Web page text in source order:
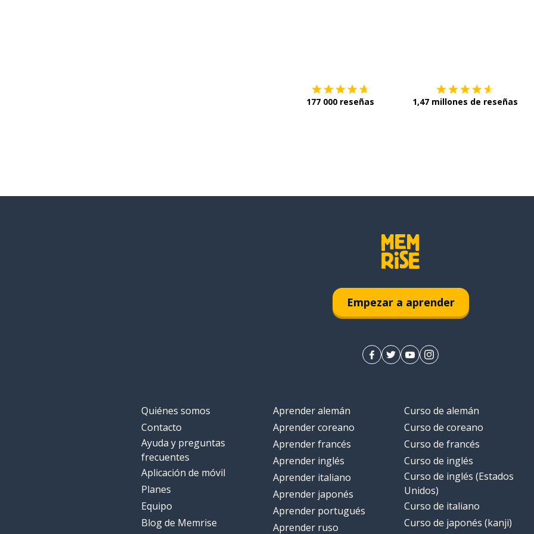
177 000 reseñas 1,47 millones de reseñas
Empezar a aprender
Quiénes somos
Contacto
Ayuda y preguntas
frecuentes
Aplicación de móvil
Planes
Equipo
Blog de Memrise
Aprender alemán
Aprender coreano
Aprender francés
Aprender inglés
Aprender italiano
Aprender japonés
Aprender portugués
Aprender ruso
Curso de alemán
Curso de coreano
Curso de francés
Curso de inglés
Curso de inglés (Estados
Unidos)
Curso de italiano
Curso de japonés (kanji)